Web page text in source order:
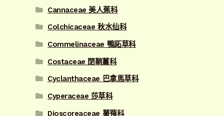
Cannaceae 美人蕉科
Colchicaceae 秋水仙科
Commelinaceae 鴨跖草科
Costaceae 閉鞘薑科
Cyclanthaceae 巴拿馬草科
Cyperaceae 莎草科
Dioscoreaceae 薯蕷科